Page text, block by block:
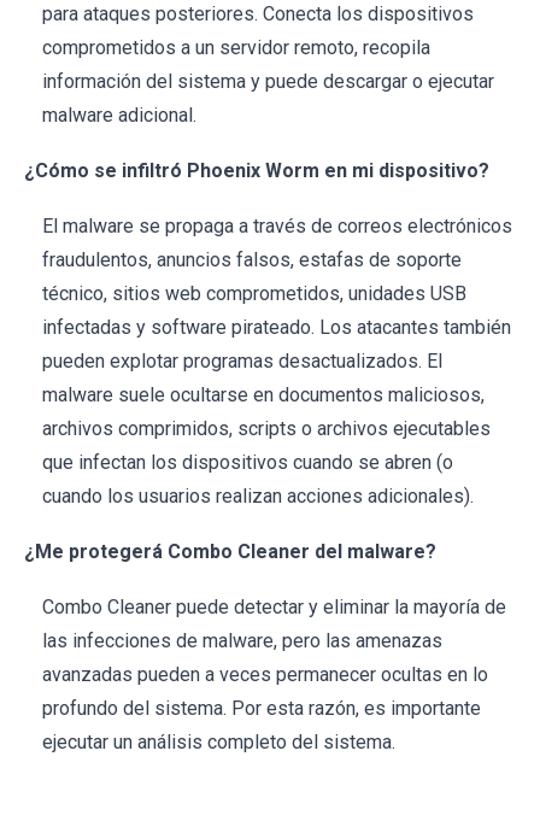
para ataques posteriores. Conecta los dispositivos
comprometidos a un servidor remoto, recopila
información del sistema y puede descargar o ejecutar
malware adicional.
¿Cómo se infiltró Phoenix Worm en mi dispositivo?
El malware se propaga a través de correos electrónicos
fraudulentos, anuncios falsos, estafas de soporte
técnico, sitios web comprometidos, unidades USB
infectadas y software pirateado. Los atacantes también
pueden explotar programas desactualizados. El
malware suele ocultarse en documentos maliciosos,
archivos comprimidos, scripts o archivos ejecutables
que infectan los dispositivos cuando se abren (o
cuando los usuarios realizan acciones adicionales).
¿Me protegerá Combo Cleaner del malware?
Combo Cleaner puede detectar y eliminar la mayoría de
las infecciones de malware, pero las amenazas
avanzadas pueden a veces permanecer ocultas en lo
profundo del sistema. Por esta razón, es importante
ejecutar un análisis completo del sistema.